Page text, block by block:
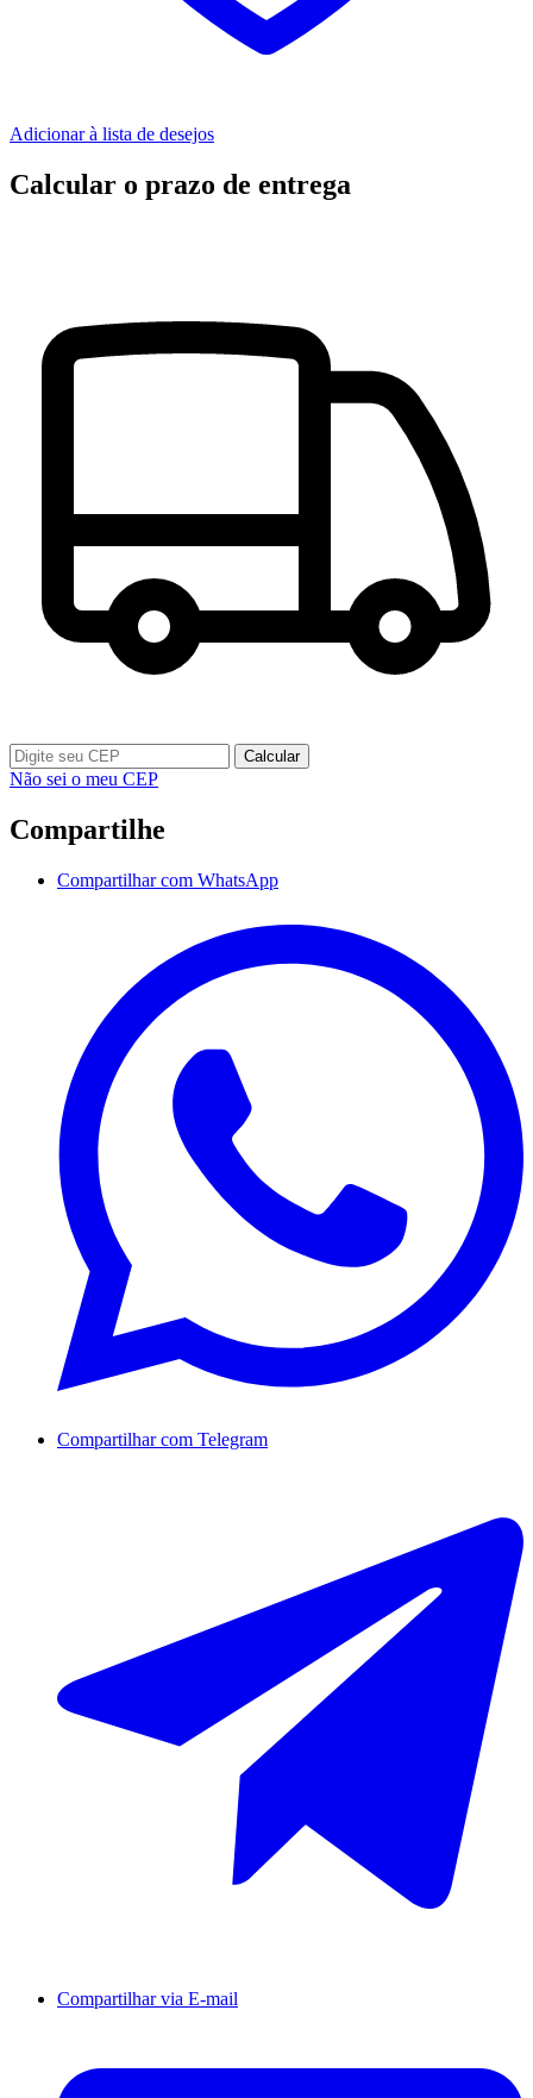
Adicionar à lista de desejos
Calcular o prazo de entrega
Calcular
Não sei o meu CEP
Compartilhe
Compartilhar com WhatsApp
Compartilhar com Telegram
Compartilhar via E-mail